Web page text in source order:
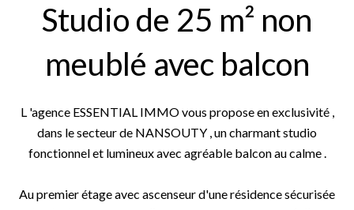
Studio de 25 m² non
meublé avec balcon
L 'agence ESSENTIAL IMMO vous propose en exclusivité ,
dans le secteur de NANSOUTY , un charmant studio
fonctionnel et lumineux avec agréable balcon au calme .
Au premier étage avec ascenseur d'une résidence sécurisée